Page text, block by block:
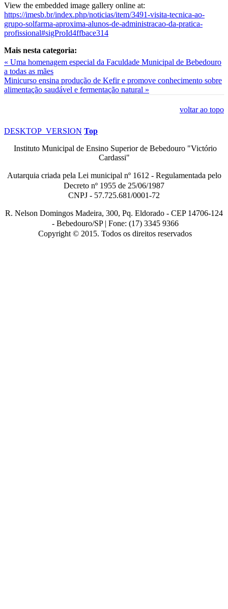
View the embedded image gallery online at:
https://imesb.br/index.php/noticias/item/3491-visita-tecnica-ao-
grupo-solfarma-aproxima-alunos-de-administracao-da-pratica-
profissional#sigProId4ffbace314
Mais nesta categoria:
« Uma homenagem especial da Faculdade Municipal de Bebedouro
a todas as mães
Minicurso ensina produção de Kefir e promove conhecimento sobre
alimentação saudável e fermentação natural »
voltar ao topo
DESKTOP_VERSION Top
Instituto Municipal de Ensino Superior de Bebedouro "Victório
Cardassi"
Autarquia criada pela Lei municipal nº1612 - Regulamentada pelo
Decreto nº 1955 de 25/06/1987
CNPJ - 57.725.681/0001-72
R. Nelson Domingos Madeira, 300, Pq. Eldorado - CEP 14706-124
- Bebedouro/SP | Fone: (17) 3345 9366
Copyright © 2015. Todos os direitos reservados